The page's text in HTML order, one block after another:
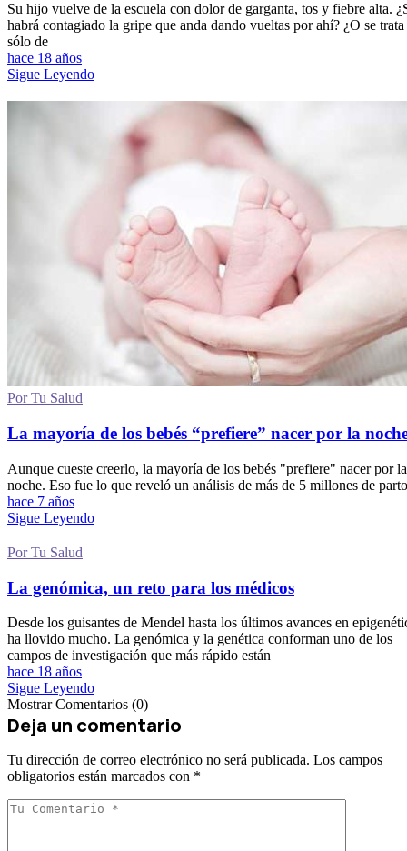
Su hijo vuelve de la escuela con dolor de garganta, tos y fiebre alta.
habrá contagiado la gripe que anda dando vueltas por ahí? ¿O se trata
sólo de
hace 18 años
Sigue Leyendo
Por Tu Salud
La mayoría de los bebés “prefiere” nacer por la
Aunque cueste creerlo, la mayoría de los bebés "prefiere" nacer por la
noche. Eso fue lo que reveló un análisis de más de 5 millones de
hace 7 años
Sigue Leyendo
Por Tu Salud
La genómica, un reto para los médicos
Desde los guisantes de Mendel hasta los últimos avances en
ha llovido mucho. La genómica y la genética conforman uno de los
campos de investigación que más rápido están
hace 18 años
Sigue Leyendo
Mostrar Comentarios (0)
Deja un comentario
Tu dirección de correo electrónico no será publicada. Los campos
obligatorios están marcados con *